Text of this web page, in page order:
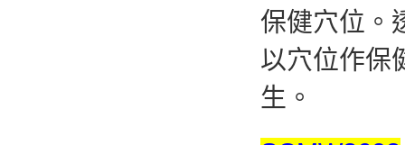
保健穴位。
以穴位作保
生。